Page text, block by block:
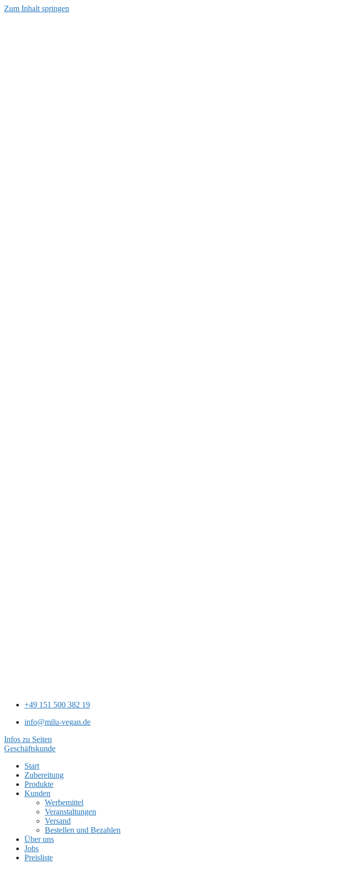
Zum Inhalt springen
+49 151 500 382 19
info@milu-vegan.de
Infos zu Seiten
Geschäftskunde
Start
Zubereitung
Produkte
Kunden
Werbemittel
Veranstaltungen
Versand
Bestellen und Bezahlen
Über uns
Jobs
Preisliste